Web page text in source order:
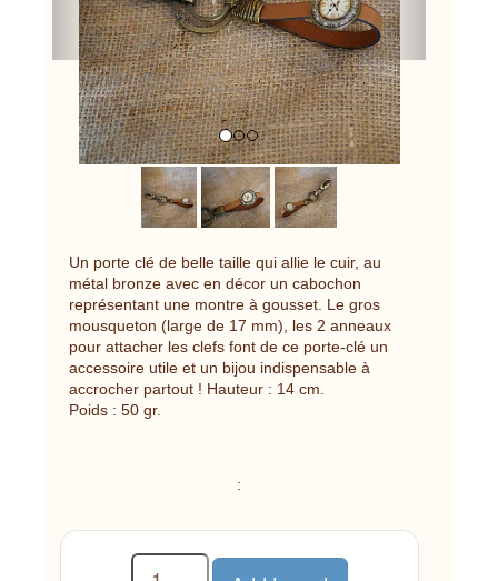
Un porte clé de belle taille qui allie le cuir, au
métal bronze avec en décor un cabochon
représentant une montre à gousset. Le gros
mousqueton (large de 17 mm), les 2 anneaux
pour attacher les clefs font de ce porte-clé un
accessoire utile et un bijou indispensable à
accrocher partout ! Hauteur : 14 cm.
Poids : 50 gr.
: